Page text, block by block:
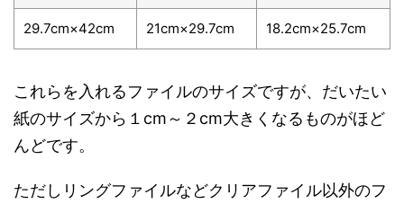
29.7cm×42cm 21cm×29.7cm 18.2cm×25.7cm
これらを入れるファイルのサイズですが、だいたい
紙のサイズから１cm～２cm大きくなるものがほど
んどです。
ただしリングファイルなどクリアファイル以外のフ